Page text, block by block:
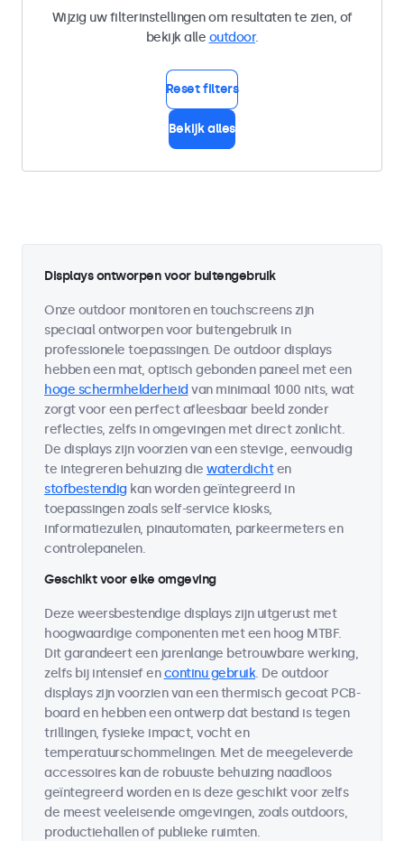
Wijzig uw filterinstellingen om resultaten te zien, of
bekijk alle outdoor.
Reset filters
Bekijk alles
Displays ontworpen voor buitengebruik
Onze outdoor monitoren en touchscreens zijn
speciaal ontworpen voor buitengebruik in
professionele toepassingen. De outdoor displays
hebben een mat, optisch gebonden paneel met een
hoge schermhelderheid van minimaal 1000 nits, wat
zorgt voor een perfect afleesbaar beeld zonder
reflecties, zelfs in omgevingen met direct zonlicht.
De displays zijn voorzien van een stevige, eenvoudig
te integreren behuizing die waterdichten
stofbestendig kan worden geïntegreerd in
toepassingen zoals self-service kiosks,
informatiezuilen, pinautomaten, parkeermeters en
controlepanelen.
Geschikt voor elke omgeving
Deze weersbestendige displays zijn uitgerust met
hoogwaardige componenten met een hoog MTBF.
Dit garandeert een jarenlange betrouwbare werking,
zelfs bij intensief encontinu gebruik. De outdoor
displays zijn voorzien van een thermisch gecoat PCB-
board en hebben een ontwerp dat bestand is tegen
trillingen, fysieke impact, vocht en
temperatuurschommelingen. Met de meegeleverde
accessoires kan de robuuste behuizing naadloos
geïntegreerd worden en is deze geschikt voor zelfs
de meest veeleisende omgevingen, zoals outdoors,
productiehallen of publieke ruimten.